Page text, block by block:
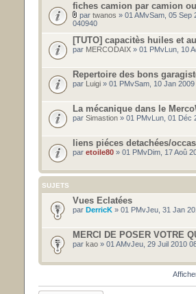
fiches camion par camion
par twanos » 01 AMvSam, 05 Sep
040940
[TUTO] capacitès huiles et
par MERCODAIX » 01 PMvLun, 10
Repertoire des bons
par Luigi » 01 PMvSam, 10 Jan
La mécanique dans le
par Simastion » 01 PMvLun, 01 Déc
liens piéces detachées/
par etoile80 » 01 PMvDim, 17 Aoû
SUJETS
Vues Eclatées
par DerricK » 01 PMvJeu, 31 Jan
MERCI DE POSER VOTRE
par kao » 01 AMvJeu, 29 Juil 2010